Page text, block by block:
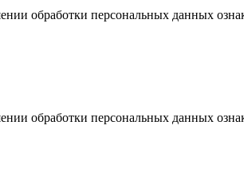
обработки персональных данных
обработки персональных данных